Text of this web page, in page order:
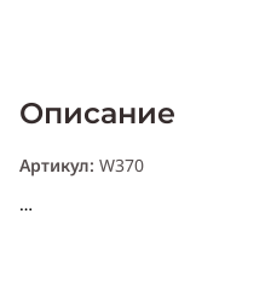
Описание
Артикул: W370